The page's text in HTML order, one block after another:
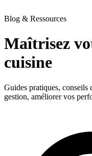
Blog & Ressources
Maîtrisez
cuisine
Guides pratiques, conseils
gestion, améliorer vos